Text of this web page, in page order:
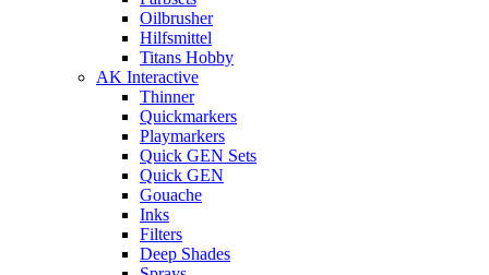
Oilbrusher
Hilfsmittel
Titans Hobby
AK Interactive
Thinner
Quickmarkers
Playmarkers
Quick GEN Sets
Quick GEN
Gouache
Inks
Filters
Deep Shades